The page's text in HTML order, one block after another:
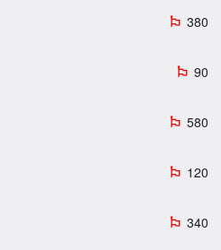
emoji_flags 380
emoji_flags 90
emoji_flags 580
emoji_flags 120
emoji_flags 340